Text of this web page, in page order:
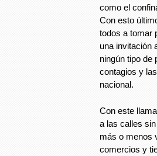
como el
Con esto
todos a tomar
una invitación
ningún tipo de
contagios y
nacional.
Con este
a las calles
más o menos
comercios y